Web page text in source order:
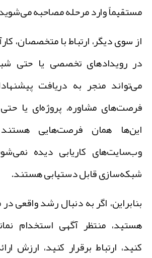
وارد مرحله مصاحبه می‌شوید.
سوی دیگر، ارتباط با متخصصان،
رویدادهای تخصصی یا حتی
منجر به دریافت
مشاوره، پروژه‌ای یا حتی
همان فرصت‌هایی هستند
کاریابی دیده نمی‌شوند
قابل دستیابی هستند.
اگر به دنبال رشد واقعی در
منتظر آگهی استخدام
ارتباط برقرار کنید، ارزش